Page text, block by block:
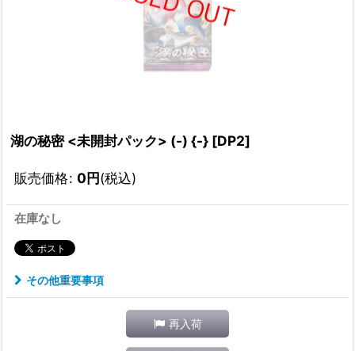
湖の秘密 <未開封パック> (-) {-} [DP2]
販売価格: 0円(税込)
在庫なし
その他重要事項
再入荷